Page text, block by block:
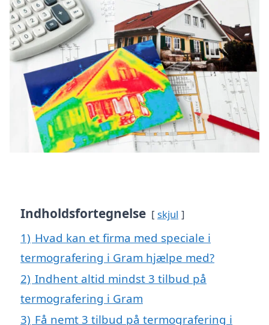
Indholdsfortegnelse skjul
1) Hvad kan et firma med speciale i
termografering i Gram hjælpe med?
2) Indhent altid mindst 3 tilbud på
termografering i Gram
3) Få nemt 3 tilbud på termografering i